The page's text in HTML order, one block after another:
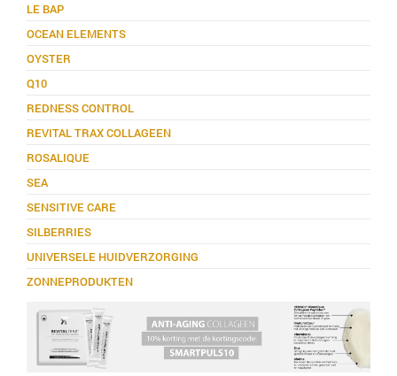
LE BAP
OCEAN ELEMENTS
OYSTER
Q10
REDNESS CONTROL
REVITAL TRAX COLLAGEEN
ROSALIQUE
SEA
SENSITIVE CARE
SILBERRIES
UNIVERSELE HUIDVERZORGING
ZONNEPRODUKTEN